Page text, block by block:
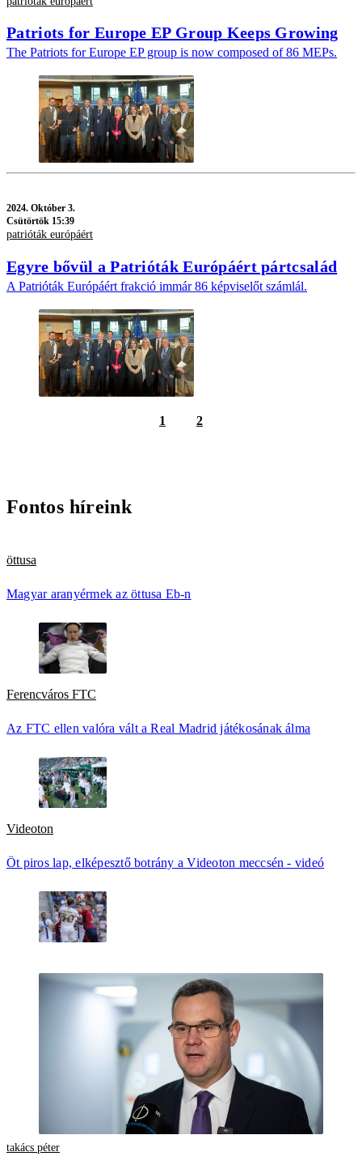
Patriots for Europe EP Group Keeps Growing
The Patriots for Europe EP group is now composed of 86 MEPs.
2024. Október 3.
Csütörtök 15:39
patrióták európáért
Egyre bővül a Patrióták Európáért pártcsalád
A Patrióták Európáért frakció immár 86 képviselőt számlál.
1 2
Fontos híreink
öttusa
Magyar aranyérmek az öttusa Eb-n
Ferencváros FTC
Az FTC ellen valóra vált a Real Madrid játékosának álma
Videoton
Öt piros lap, elképesztő botrány a Videoton meccsén - videó
takács péter